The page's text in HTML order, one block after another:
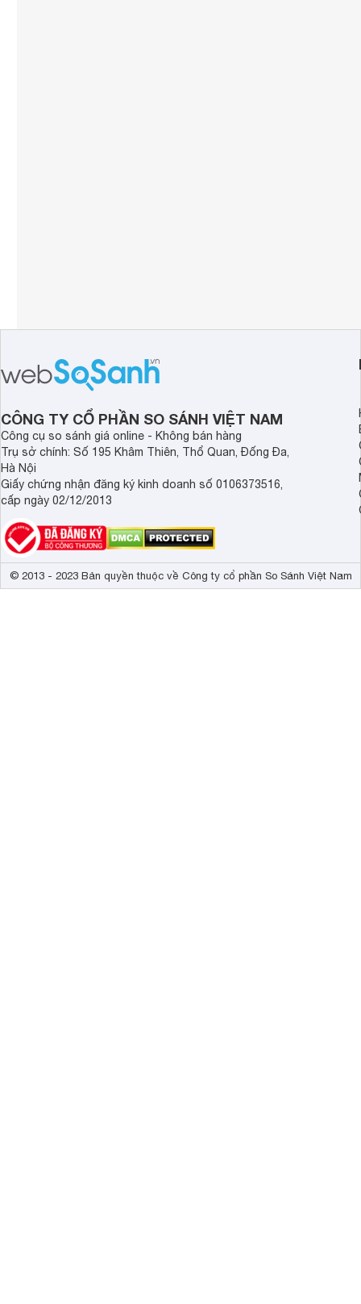
CÔNG TY CỔ PHẦN SO SÁNH VIỆT NAM
Công cụ so sánh giá online - Không bán hàng
Trụ sở chính: Số 195 Khâm Thiên, Thổ Quan, Đống Đa,
Hà Nội
Giấy chứng nhận đăng ký kinh doanh số 0106373516,
cấp ngày 02/12/2013
© 2013 - 2023 Bản quyền thuộc về Công ty cổ phần So Sánh Việt Nam